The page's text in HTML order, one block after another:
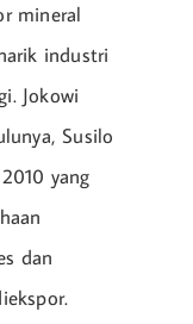
mineral
industri
Jokowi
Susilo
yang
dan